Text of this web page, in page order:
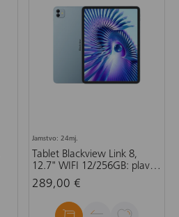
Jamstvo: 24mj.
Tablet Blackview Link 8,
12.7" WIFI 12/256GB: plavi -
set gratis cover, stylus pen,
tipkovnica, bežični miš,
slušalice
289,00 €